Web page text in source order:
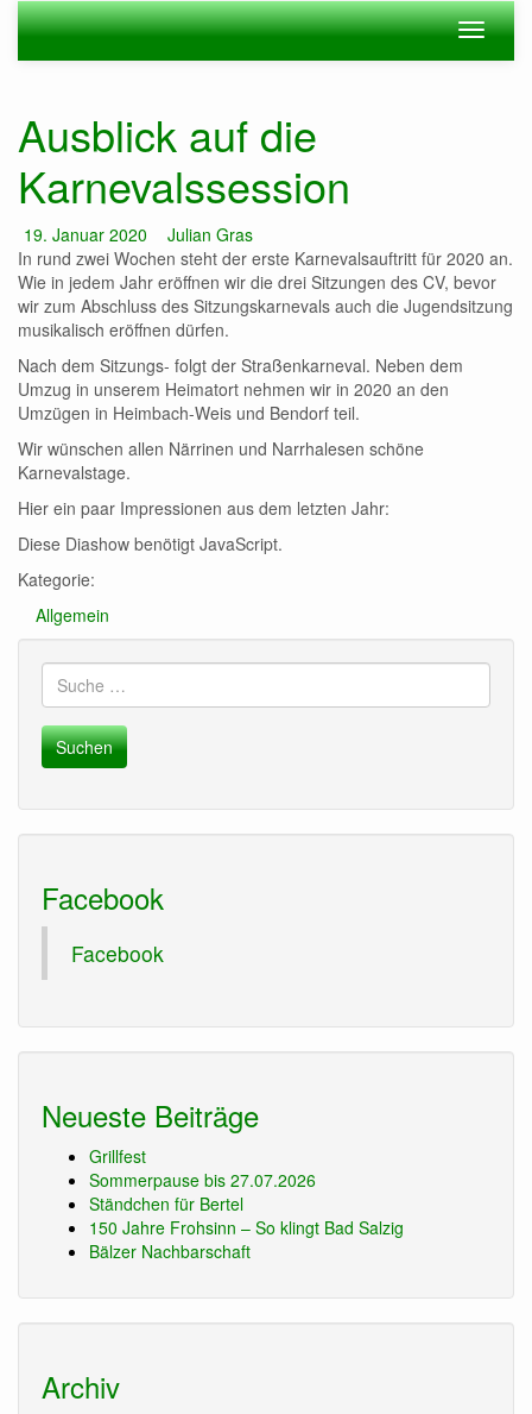
Zum
Hauptinhalt
springen
Navigation
ein-/
Ausblick auf die
Karnevalssession
Datum:
19. Januar 2020 Autor:
Julian Gras
In rund zwei Wochen steht der erste Karnevalsauftritt für 2020 an.
Wie in jedem Jahr eröffnen wir die drei Sitzungen des CV, bevor
wir zum Abschluss des Sitzungskarnevals auch die Jugendsitzung
musikalisch eröffnen dürfen.
Nach dem Sitzungs- folgt der Straßenkarneval. Neben dem
Umzug in unserem Heimatort nehmen wir in 2020 an den
Umzügen in Heimbach-Weis und Bendorf teil.
Wir wünschen allen Närrinen und Narrhalesen schöne
Karnevalstage.
Hier ein paar Impressionen aus dem letzten Jahr:
Diese Diashow benötigt JavaScript.
Kategorie:
Allgemein
Suche
nach:
Facebook
Facebook
Neueste Beiträge
Grillfest
Sommerpause bis 27.07.2026
Ständchen für Bertel
150 Jahre Frohsinn – So klingt Bad Salzig
Bälzer Nachbarschaft
Archiv